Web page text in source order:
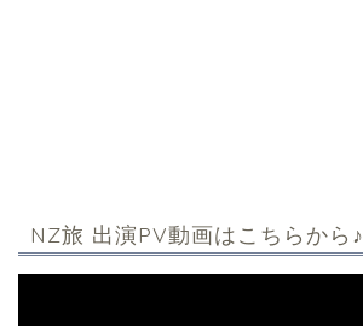
NZ旅 出演PV動画はこちらから♪